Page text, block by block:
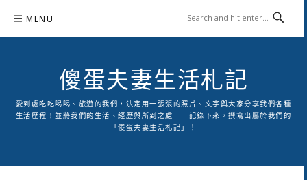
content
MENU
傻蛋夫妻生活札記
愛到處吃吃喝喝、旅遊的我們，決定用一張張的照片、文字與大家分享我們各種
生活歷程！並將我們的生活、經歷與所到之處一一記錄下來，撰寫出屬於我們的
「傻蛋夫妻生活札記」！